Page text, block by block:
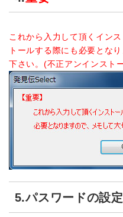
これから入力して頂くイン
トールする際にも必要とな
下さい。(不正アンインスト
5.パスワードの設定